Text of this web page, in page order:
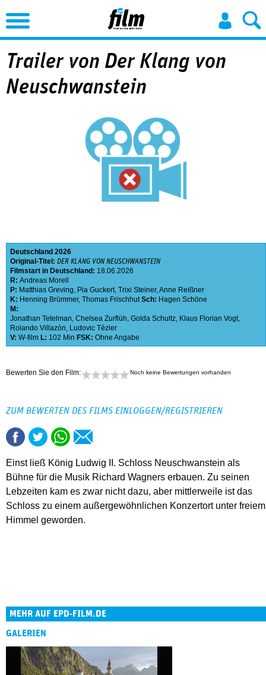
Jump to Navigation
Trailer von Der Klang von
Neuschwanstein
Deutschland 2026
Original-Titel: DER KLANG VON NEUSCHWANSTEIN
Filmstart in Deutschland: 18.06.2026
R: Andreas Morell
P: Matthias Greving Pia Guckert Trixi Steiner, Anne Reißner
K: Henning Brümmer, Thomas Frischhut Sch: Hagen Schöne
M:
Jonathan Tetelman Chelsea Zurflüh Golda Schultz Klaus Florian Vogt
Rolando Villazón Ludovic Tézier
V: W-film L: 102 Min FSK: Ohne Angabe
Bewerten Sie den Film: Noch keine Bewertungen vorhanden
ZUM BEWERTEN DES FILMS EINLOGGEN/REGISTRIEREN
Einst ließ König Ludwig II. Schloss Neuschwanstein als
Bühne für die Musik Richard Wagners erbauen. Zu seinen
Lebzeiten kam es zwar nicht dazu, aber mittlerweile ist das
Schloss zu einem außergewöhnlichen Konzertort unter freiem
Himmel geworden.
MEHR AUF EPD-FILM.DE
GALERIEN